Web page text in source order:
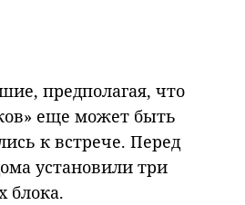
предполагая, что
еще может быть
к встрече. Перед
установили три
блока.